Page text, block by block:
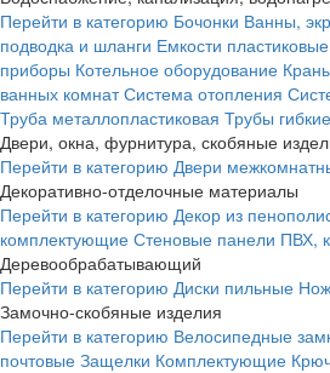
Перейти в категорию Бочонки Ванны,
подводка и шланги Емкости
приборы Котельное оборудование
ванных комнат Система отопления
Труба металлопластиковая Трубы гибкие
Двери, окна, фурнитура, скобяные
Перейти в категорию Двери
Декоративно-отделочные материалы
Перейти в категорию Декор из
комплектующие Стеновые панели ПВХ,
Деревообрабатывающий
Перейти в категорию Диски пильные
Замочно-скобяные изделия
Перейти в категорию Велосипедные
почтовые Защелки Комплектующие